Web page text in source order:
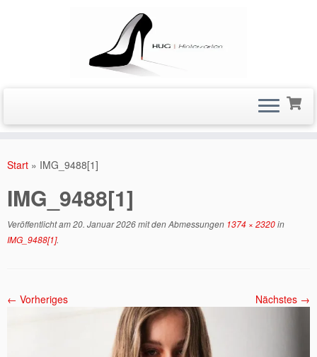
Inhalt
Start » IMG_9488[1]
IMG_9488[1]
Veröffentlicht am20. Januar 2026mit den Abmessungen 1374 × 2320in
IMG_9488[1].
← Vorheriges Nächstes →